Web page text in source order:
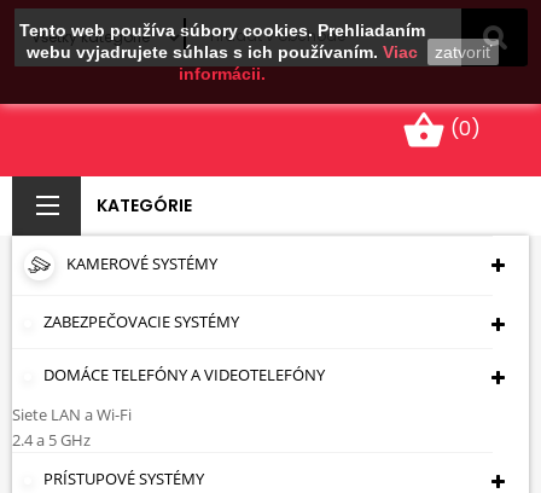
Tento web používa súbory cookies. Prehliadaním
webu vyjadrujete súhlas s ich používaním. Viac
informácii.
zatvoriť
shopping_basket (0)
KATEGÓRIE
KAMEROVÉ SYSTÉMY
ZABEZPEČOVACIE SYSTÉMY
DOMÁCE TELEFÓNY A VIDEOTELEFÓNY
Siete LAN a Wi-Fi
2.4 a 5 GHz
PRÍSTUPOVÉ SYSTÉMY
SKRUTKOVAČ
MULTIBIT ST-0-66-
358 RAPKÁČ STANLEY
Úvodná Stránka
Náradie
MULTIBIT ST-0-66-358 RAPKÁČ STANLEY